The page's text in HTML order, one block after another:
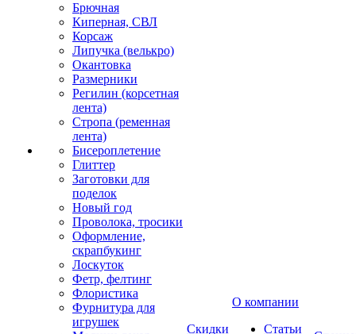
Брючная
Киперная, СВЛ
Корсаж
Липучка (велькро)
Окантовка
Размерники
Регилин (корсетная
лента)
Стропа (ременная
лента)
Бисероплетение
Глиттер
Заготовки для
поделок
Новый год
Проволока, тросики
Оформление,
скрапбукинг
Лоскуток
Фетр, фелтинг
Флористика
Фурнитура для
игрушек
Скидки
О компании
Статьи